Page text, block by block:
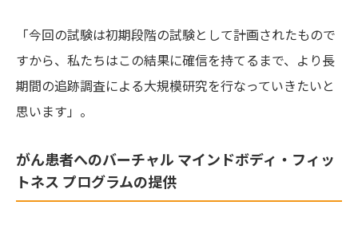
「今回の試験は初期段階の試験として計画されたもので
すから、私たちはこの結果に確信を持てるまで、より長
期間の追跡調査による大規模研究を行なっていきたいと
思います」。
がん患者へのバーチャル マインドボディ・フィッ
トネス プログラムの提供